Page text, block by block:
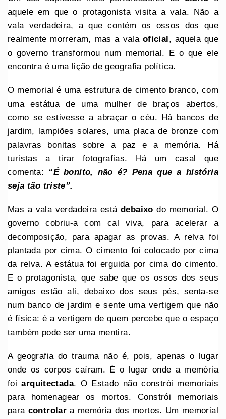
aquele em que o protagonista visita a vala. Não a
vala verdadeira, a que contém os ossos dos que
realmente morreram, mas a vala oficial, aquela que
o governo transformou num memorial. E o que ele
encontra é uma lição de geografia política.
O memorial é uma estrutura de cimento branco, com
uma estátua de uma mulher de braços abertos,
como se estivesse a abraçar o céu. Há bancos de
jardim, lampiões solares, uma placa de bronze com
palavras bonitas sobre a paz e a memória. Há
turistas a tirar fotografias. Há um casal que
comenta: “É bonito, não é? Pena que a história
seja tão triste”.
Mas a vala verdadeira estádebaixo do memorial. O
governo cobriu-a com cal viva, para acelerar a
decomposição, para apagar as provas. A relva foi
plantada por cima. O cimento foi colocado por cima
da relva. A estátua foi erguida por cima do cimento.
E o protagonista, que sabe que os ossos dos seus
amigos estão ali, debaixo dos seus pés, senta-se
num banco de jardim e sente uma vertigem que não
é física: é a vertigem de quem percebe que o espaço
também pode ser uma mentira.
A geografia do trauma não é, pois, apenas o lugar
onde os corpos caíram. É o lugar onde a memória
foiarquitectada. O Estado não constrói memoriais
para homenagear os mortos. Constrói memoriais
para controlar a memória dos mortos. Um memorial